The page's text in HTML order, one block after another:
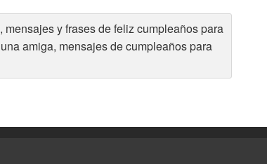
mensajes y frases de feliz cumpleaños para
amiga, mensajes de cumpleaños para